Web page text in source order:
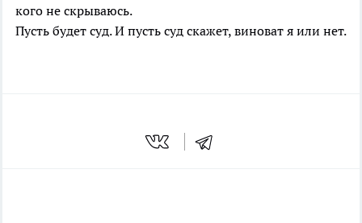
кого не скрываюсь.
Пусть будет суд. И пусть суд скажет, виноват я или нет.